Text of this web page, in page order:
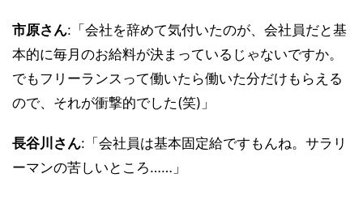
市原さん:「会社を辞めて気付いたのが、会社員だと基
本的に毎月のお給料が決まっているじゃないですか。
でもフリーランスって働いたら働いた分だけもらえる
ので、それが衝撃的でした(笑)」
長谷川さん:「会社員は基本固定給ですもんね。サラリ
ーマンの苦しいところ……」